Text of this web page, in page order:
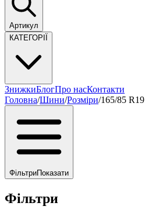
Артикул
КАТЕГОРІЇ
ЗнижкиБлогПро насКонтакти
Головна/Шини/Розміри/165/85 R19
ФільтриПоказати
Фільтри